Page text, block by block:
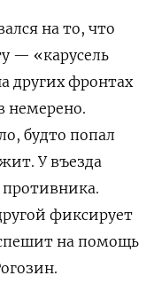
на то, что
— «карусель
других фронтах
немерено.
будто попал
У въезда
фиксирует
на помощь